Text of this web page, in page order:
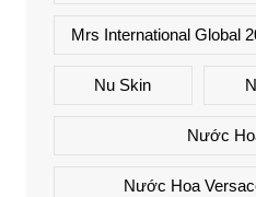
Mrs International Global
Nu Skin
Nước
Nước Hoa